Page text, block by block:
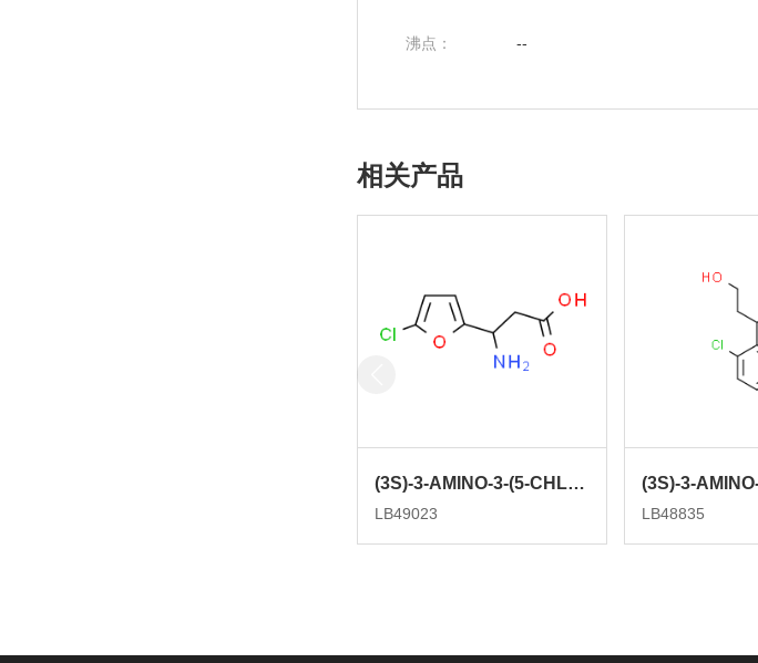
沸点： --
相关产品
(3S)-3-AMINO-3-(5-CHLOROFURAN-2-YL)PROPANOIC ACID
LB49023 LB48835